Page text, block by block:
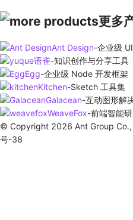
更多
Ant Design-企业级
语雀-知识创作与分享工具
Egg-企业级 Node 开发框架
Kitchen-Sketch 工具集
Galacean-互动图形解
WeaveFox-前端智能
© Copyright 2026 Ant Group
号-38